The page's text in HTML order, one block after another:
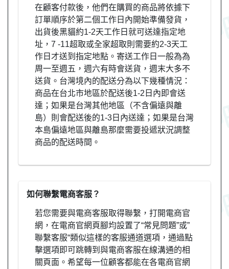
在顧客付款後，他們在購買的商品將依據下
訂單順序於第二個工作日內開始準備發貨，
出貨後黑貓約1-2天工作日就可送達指定地
址，7 -11超取或全家超取則需要約2-3天工
作日才送到指定地點。寄送工作日一般為為
周一至週五，週六有時會送貨，週末大多不
送貨。台灣境內的配送分為以下幾種情況：
商品在台北市地區於配送後1-2日內即會送
達；如果是台灣其他地區（不含偏遠與離
島）則會配送後的1-3日內送達；如果是台灣
本島偏遠地區與離島那麼需要投遞狀況調整
商品的配送時間。
如何聯繫電商客服？
若您需要與電商客服取得聯繫，打開電商官
網，在電商官網頁腳均設置了“常見問題”或”
聯繫客服“類似這樣的客服通道選項，通過點
擊選項即可跳轉到與電商客服在線溝通的相
關頁面。希望每一位顧客都能在各電商官網